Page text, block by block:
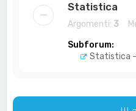
Statistica
Argomenti: 3
Subforum:
Statistica -